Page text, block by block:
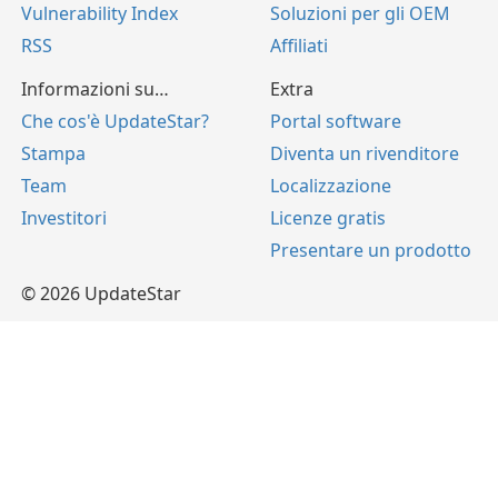
Vulnerability Index
RSS
Soluzioni per gli OEM
Affiliati
Informazioni su…
Che cos'è UpdateStar?
Stampa
Team
Investitori
Extra
Portal software
Diventa un rivenditore
Localizzazione
Licenze gratis
Presentare un prodotto
© 2026 UpdateStar